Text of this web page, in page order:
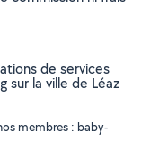
de services
sur la ville de Léaz
membres : baby-